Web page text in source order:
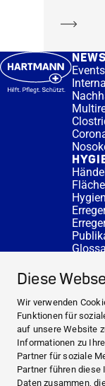
Diese
Wir verwenden
Funktionen für
auf unsere Website
Informationen zu
Partner für soziale
Partner führen
Daten zusammen,
Events
Über